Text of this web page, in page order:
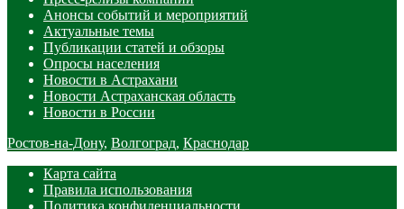
Анонсы событий и мероприятий
Актуальные темы
Публикации статей и обзоры
Опросы населения
Новости в Астрахани
Новости Астраханская область
Новости в России
Ростов-на-Дону, Волгоград, Краснодар
Карта сайта
Правила использования
Политика конфиденциальности